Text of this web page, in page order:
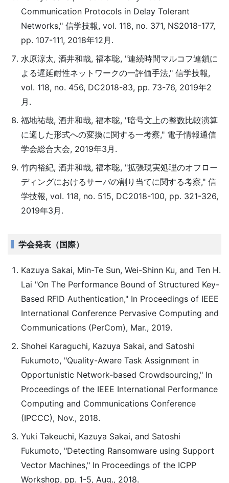
Communication Protocols in Delay Tolerant
Networks," 信学技報, vol. 118, no. 371, NS2018-177,
pp. 107-111, 2018年12月.
水原涼太, 酒井和哉, 福本聡, "連続時間マルコフ連鎖に
よる遅延耐性ネットワークの一評価手法," 信学技報,
vol. 118, no. 456, DC2018-83, pp. 73-76, 2019年2
月.
福地祐哉, 酒井和哉, 福本聡, "暗号文上の整数比較演算
に適した形式への変換に関する一考察," 電子情報通信
学会総合大会, 2019年3月.
竹内裕紀, 酒井和哉, 福本聡, "拡張現実処理のオフロー
ディングにおけるサーバの割り当てに関する考察," 信
学技報, vol. 118, no. 515, DC2018-100, pp. 321-326,
2019年3月.
学会発表（国際）
Kazuya Sakai, Min-Te Sun, Wei-Shinn Ku, and Ten H.
Lai "On The Performance Bound of Structured Key-
Based RFID Authentication," In Proceedings of IEEE
International Conference Pervasive Computing and
Communications (PerCom), Mar., 2019.
Shohei Karaguchi, Kazuya Sakai, and Satoshi
Fukumoto, "Quality-Aware Task Assignment in
Opportunistic Network-based Crowdsourcing," In
Proceedings of the IEEE International Performance
Computing and Communications Conference
(IPCCC), Nov., 2018.
Yuki Takeuchi, Kazuya Sakai, and Satoshi
Fukumoto, "Detecting Ransomware using Support
Vector Machines," In Proceedings of the ICPP
Workshop, pp. 1-5, Aug., 2018.